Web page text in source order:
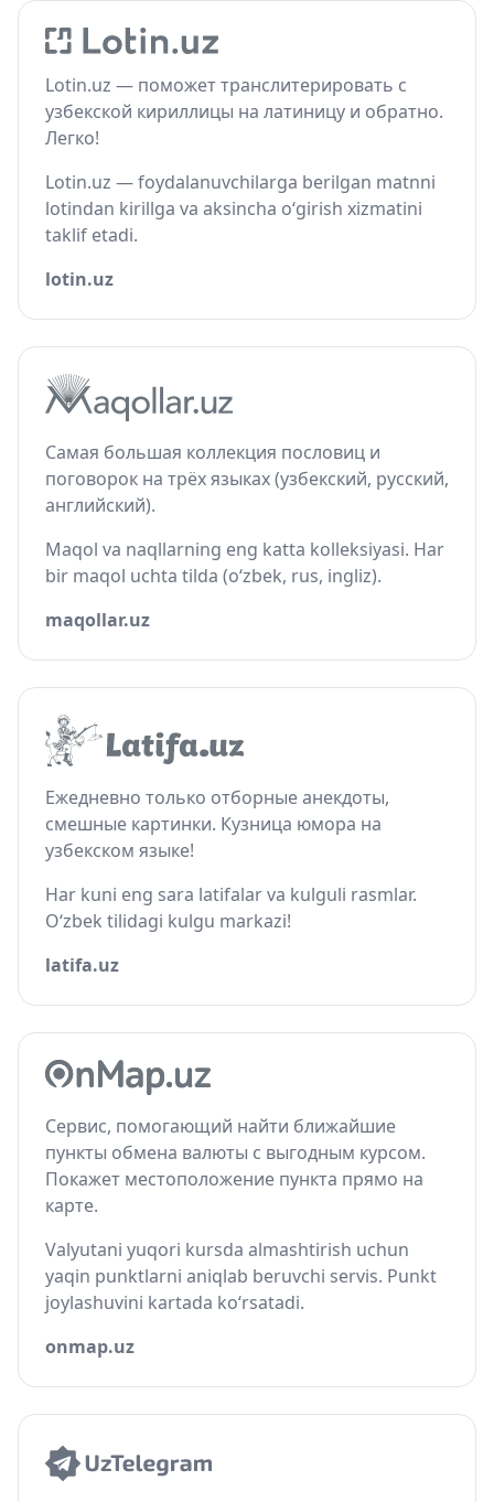
Lotin.uz — поможет транслитерировать с
узбекской кириллицы на латиницу и обратно.
Легко!
Lotin.uz — foydalanuvchilarga berilgan matnni
lotindan kirillga va aksincha o‘girish xizmatini
taklif etadi.
lotin.uz
Самая большая коллекция пословиц и
поговорок на трёх языках (узбекский, русский,
английский).
Maqol va naqllarning eng katta kolleksiyasi. Har
bir maqol uchta tilda (o‘zbek, rus, ingliz).
maqollar.uz
Ежедневно только отборные анекдоты,
смешные картинки. Кузница юмора на
узбекском языке!
Har kuni eng sara latifalar va kulguli rasmlar.
O‘zbek tilidagi kulgu markazi!
latifa.uz
Сервис, помогающий найти ближайшие
пункты обмена валюты с выгодным курсом.
Покажет местоположение пункта прямо на
карте.
Valyutani yuqori kursda almashtirish uchun
yaqin punktlarni aniqlab beruvchi servis. Punkt
joylashuvini kartada ko‘rsatadi.
onmap.uz